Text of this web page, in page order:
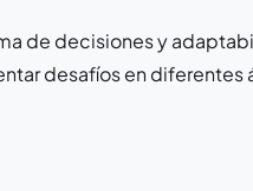
de decisiones y
desafíos en diferentes